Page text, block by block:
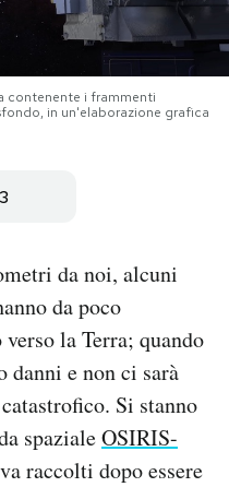
contenente i frammenti
in un'elaborazione grafica
da noi, alcuni
da poco
la Terra; quando
danni e non ci sarà
Si stanno
spazialeOSIRIS-
raccolti dopo essere